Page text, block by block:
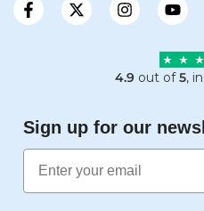
4.9 out of5,
Sign up for our
Email